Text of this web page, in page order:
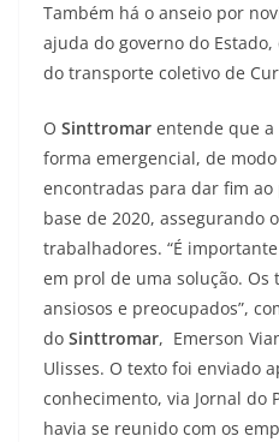
Também há o anseio por
ajuda do governo do
do transporte coletivo de
O Sinttromar entende que
forma emergencial, de
encontradas para dar fim
base de 2020, assegurando
trabalhadores. “É
em prol de uma solução.
ansiosos e preocupados”,
do Sinttromar, Emerson
Ulisses. O texto foi enviado
conhecimento, via Jornal do
havia se reunido com os